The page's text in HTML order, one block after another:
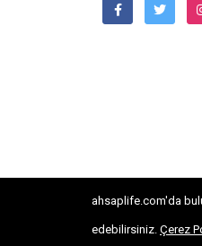
bir Trend Ahşap'ın
ahsaplife.com'da
edebilirsiniz. Çerez